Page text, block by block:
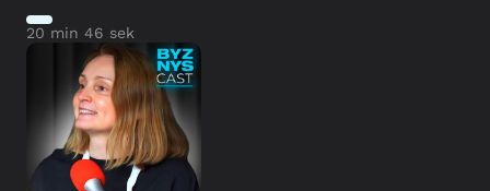
20 min 46 sek